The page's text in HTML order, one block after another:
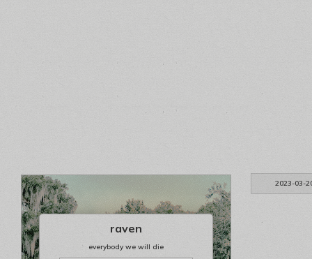
2023-03-
raven
everybody we will die